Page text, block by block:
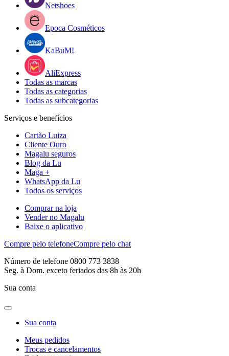
Netshoes
Epoca Cosméticos
KaBuM!
AliExpress
Todas as marcas
Todas as categorias
Todas as subcategorias
Serviços e benefícios
Cartão Luiza
Cliente Ouro
Magalu seguros
Blog da Lu
Maga +
WhatsApp da Lu
Todos os serviços
Comprar na loja
Vender no Magalu
Baixe o aplicativo
Compre pelo telefoneCompre pelo chat
Número de telefone 0800 773 3838
Seg. à Dom. exceto feriados das 8h às 20h
Sua conta
Sua conta
Meus pedidos
Trocas e cancelamentos